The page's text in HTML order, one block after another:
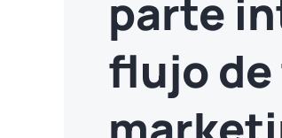
parte
flujo